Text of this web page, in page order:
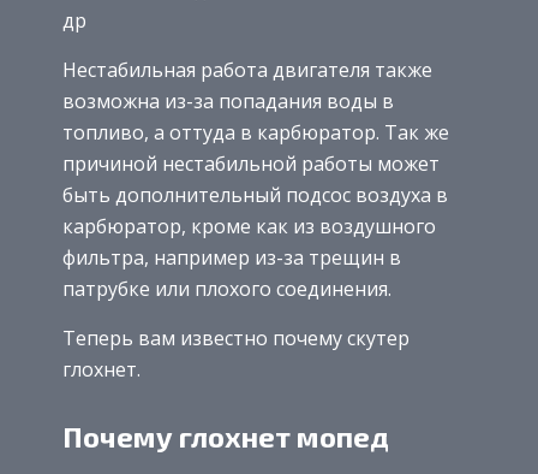
др
Нестабильная работа двигателя также
возможна из-за попадания воды в
топливо, а оттуда в карбюратор. Так же
причиной нестабильной работы может
быть дополнительный подсос воздуха в
карбюратор, кроме как из воздушного
фильтра, например из-за трещин в
патрубке или плохого соединения.
Теперь вам известно почему скутер
глохнет.
Почему глохнет мопед